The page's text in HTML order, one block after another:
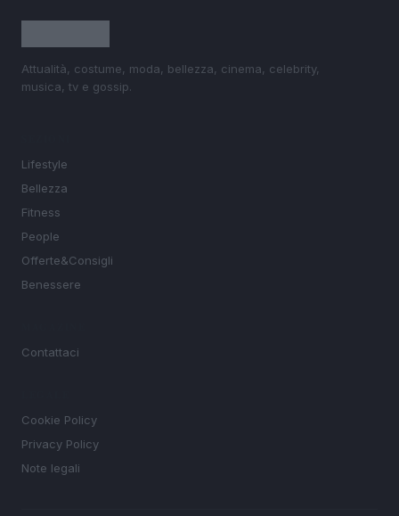
Attualità, costume, moda, bellezza, cinema, celebrity,
musica, tv e gossip.
Lifestyle
Bellezza
Fitness
People
Offerte&Consigli
Benessere
Contattaci
Cookie Policy
Privacy Policy
Note legali